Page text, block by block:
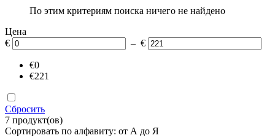
По этим критериям поиска ничего не найдено
Цена
€
– €
€0
€221
Сбросить
7 продукт(ов)
Сортировать по алфавиту: от А до Я